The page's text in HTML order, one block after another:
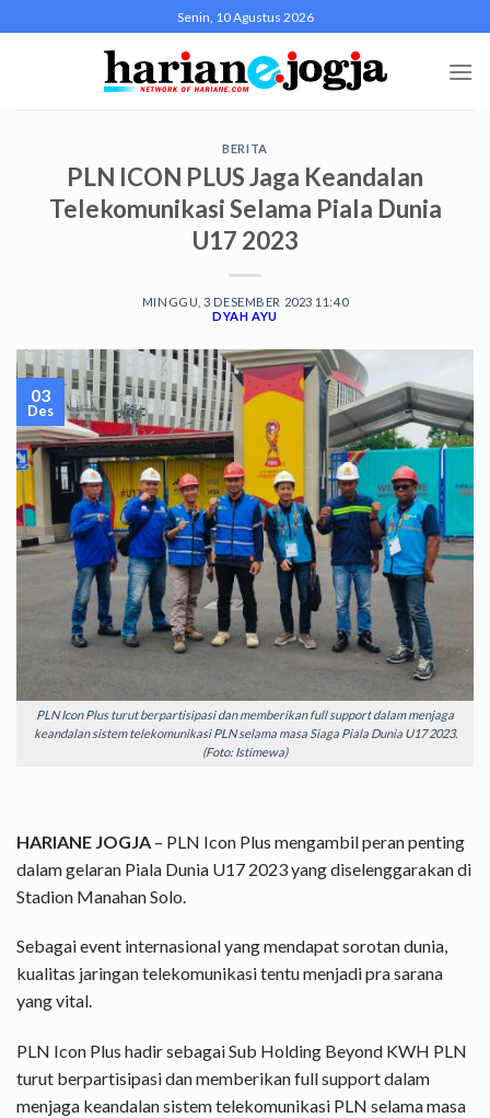
to
Senin, 10 Agustus 2026
BERITA
PLN ICON PLUS Jaga Keandalan
Telekomunikasi Selama Piala Dunia
U17 2023
MINGGU, 3 DESEMBER 2023 11:40
DYAH AYU
PLN Icon Plus turut berpartisipasi dan memberikan full support dalam menjaga
keandalan sistem telekomunikasi PLN selama masa Siaga Piala Dunia U17 2023.
(Foto: Istimewa)
03
Des
HARIANE JOGJA – PLN Icon Plus mengambil peran penting
dalam gelaran Piala Dunia U17 2023 yang diselenggarakan di
Stadion Manahan Solo.
Sebagai event internasional yang mendapat sorotan dunia,
kualitas jaringan telekomunikasi tentu menjadi pra sarana
yang vital.
PLN Icon Plus hadir sebagai Sub Holding Beyond KWH PLN
turut berpartisipasi dan memberikan full support dalam
menjaga keandalan sistem telekomunikasi PLN selama masa